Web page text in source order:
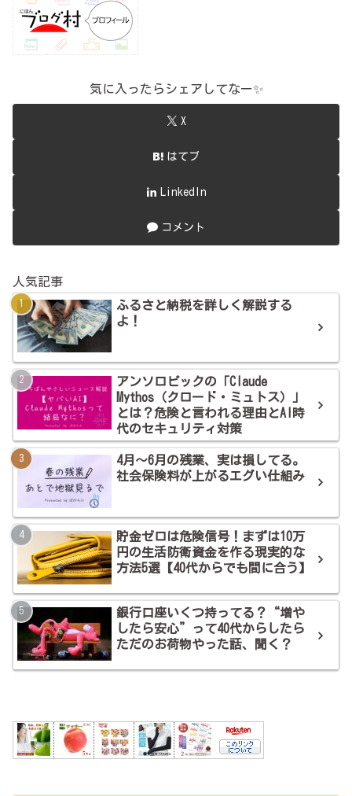
気に入ったらシェアしてなー✨
X
はてブ
LinkedIn
コメント
人気記事
ふるさと納税を詳しく解説する
よ！
アンソロピックの「Claude
Mythos（クロード・ミュトス）」
とは？危険と言われる理由とAI時
代のセキュリティ対策
4月～6月の残業、実は損してる。
社会保険料が上がるエグい仕組み
貯金ゼロは危険信号！まずは10万
円の生活防衛資金を作る現実的な
方法5選【40代からでも間に合う】
銀行口座いくつ持ってる？“増や
したら安心”って40代からしたら
ただのお荷物やった話、聞く？